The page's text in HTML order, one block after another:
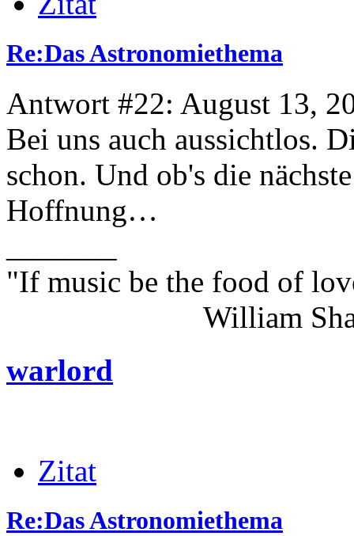
Re:Das Astronomiethema
Antwort #22: August 13,
Bei uns auch aussichtlos.
schon. Und ob's die
Hoffnung…
"If music be the food of
William
warlord
Zitat
Re:Das Astronomiethema